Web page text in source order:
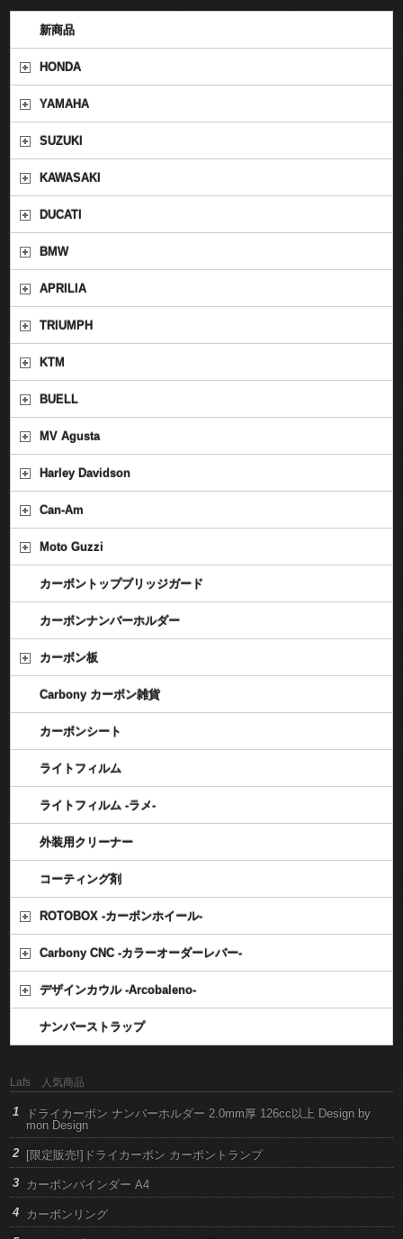
新商品
HONDA
YAMAHA
SUZUKI
KAWASAKI
DUCATI
BMW
APRILIA
TRIUMPH
KTM
BUELL
MV Agusta
Harley Davidson
Can-Am
Moto Guzzi
カーボントップブリッジガード
カーボンナンバーホルダー
カーボン板
Carbony カーボン雑貨
カーボンシート
ライトフィルム
ライトフィルム -ラメ-
外装用クリーナー
コーティング剤
ROTOBOX -カーボンホイール-
Carbony CNC -カラーオーダーレバー-
デザインカウル -Arcobaleno-
ナンバーストラップ
Lafs 人気商品
ドライカーボン ナンバーホルダー 2.0mm厚 126cc以上 Design by
mon Design
[限定販売!]ドライカーボン カーボントランプ
カーボンバインダー A4
カーボンリング